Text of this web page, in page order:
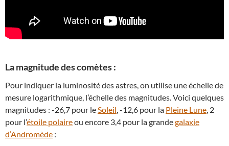
La magnitude des comètes :
Pour indiquer la luminosité des astres, on utilise une échelle de
mesure logarithmique, l’échelle des magnitudes. Voici quelques
magnitudes : -26,7 pour le Soleil , -12,6 pour la Pleine Lune , 2
pour l’étoile polaireou encore 3,4 pour la grandegalaxie
d’Andromède :